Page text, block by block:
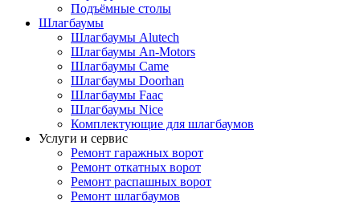
Подъёмные столы
Шлагбаумы
Шлагбаумы Alutech
Шлагбаумы An-Motors
Шлагбаумы Came
Шлагбаумы Doorhan
Шлагбаумы Faac
Шлагбаумы Nice
Комплектующие для шлагбаумов
Услуги и сервис
Ремонт гаражных ворот
Ремонт откатных ворот
Ремонт распашных ворот
Ремонт шлагбаумов